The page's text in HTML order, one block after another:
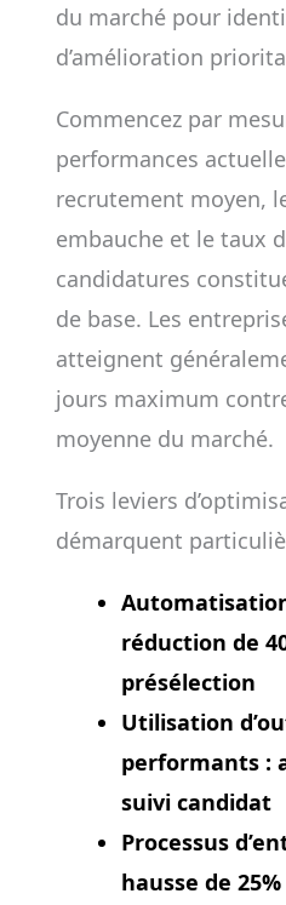
du marché pour
d’amélioration
Commencez par
performances
recrutement moyen,
embauche et le taux
candidatures
de base. Les
atteignent
jours maximum
moyenne du marché.
Trois leviers
démarquent
réduction de
présélection
Utilisation
performants :
suivi candidat
Processus
hausse de